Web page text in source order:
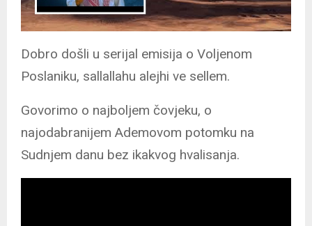
Dobro došli u serijal emisija o Voljenom
Poslaniku, sallallahu alejhi ve sellem.
Govorimo o najboljem čovjeku, o
najodabranijem Ademovom potomku na
Sudnjem danu bez ikakvog hvalisanja.